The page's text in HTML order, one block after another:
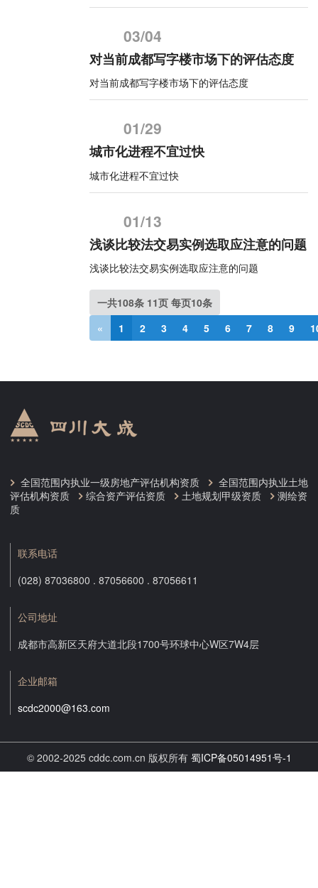
03/04
对当前成都写字楼市场下的评估态度
对当前成都写字楼市场下的评估态度
01/29
城市化进程不宜过快
城市化进程不宜过快
01/13
浅谈比较法交易实例选取应注意的问题
浅谈比较法交易实例选取应注意的问题
一共108条 11页 每页10条
«
1 2 3 4 5 6 7 8 9
全国范围内执业一级房地产评估机构资质
全国范围内执业土地
评估机构资质
综合资产评估资质 土地规划甲级资质
测绘资
质
联系电话
(028) 87036800 . 87056600 . 87056611
公司地址
成都市高新区天府大道北段1700号环球中心W区7W4层
企业邮箱
scdc2000@163.com
© 2002-2025 cddc.com.cn 版权所有 蜀ICP备05014951号-1